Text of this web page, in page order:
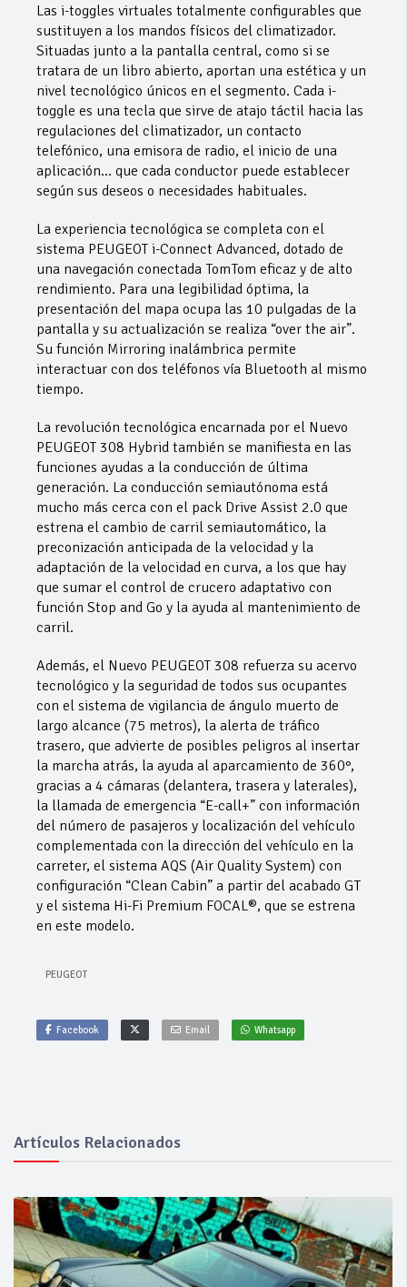
Las i-toggles virtuales totalmente configurables que
sustituyen a los mandos físicos del climatizador.
Situadas junto a la pantalla central, como si se
tratara de un libro abierto, aportan una estética y un
nivel tecnológico únicos en el segmento. Cada i-
toggle es una tecla que sirve de atajo táctil hacia las
regulaciones del climatizador, un contacto
telefónico, una emisora de radio, el inicio de una
aplicación… que cada conductor puede establecer
según sus deseos o necesidades habituales.
La experiencia tecnológica se completa con el
sistema PEUGEOT i-Connect Advanced, dotado de
una navegación conectada TomTom eficaz y de alto
rendimiento. Para una legibilidad óptima, la
presentación del mapa ocupa las 10 pulgadas de la
pantalla y su actualización se realiza “over the air”.
Su función Mirroring inalámbrica permite
interactuar con dos teléfonos vía Bluetooth al mismo
tiempo.
La revolución tecnológica encarnada por el Nuevo
PEUGEOT 308 Hybrid también se manifiesta en las
funciones ayudas a la conducción de última
generación. La conducción semiautónoma está
mucho más cerca con el pack Drive Assist 2.0 que
estrena el cambio de carril semiautomático, la
preconización anticipada de la velocidad y la
adaptación de la velocidad en curva, a los que hay
que sumar el control de crucero adaptativo con
función Stop and Go y la ayuda al mantenimiento de
carril.
Además, el Nuevo PEUGEOT 308 refuerza su acervo
tecnológico y la seguridad de todos sus ocupantes
con el sistema de vigilancia de ángulo muerto de
largo alcance (75 metros), la alerta de tráfico
trasero, que advierte de posibles peligros al insertar
la marcha atrás, la ayuda al aparcamiento de 360°,
gracias a 4 cámaras (delantera, trasera y laterales),
la llamada de emergencia “E-call+” con información
del número de pasajeros y localización del vehículo
complementada con la dirección del vehículo en la
carreter, el sistema AQS (Air Quality System) con
configuración “Clean Cabin” a partir del acabado GT
y el sistema Hi-Fi Premium FOCAL®, que se estrena
en este modelo.
PEUGEOT
Facebook Email Whatsapp
Artículos Relacionados